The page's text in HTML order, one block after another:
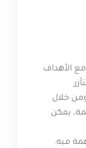
الأهداف
خلال
يمكن
فيه.